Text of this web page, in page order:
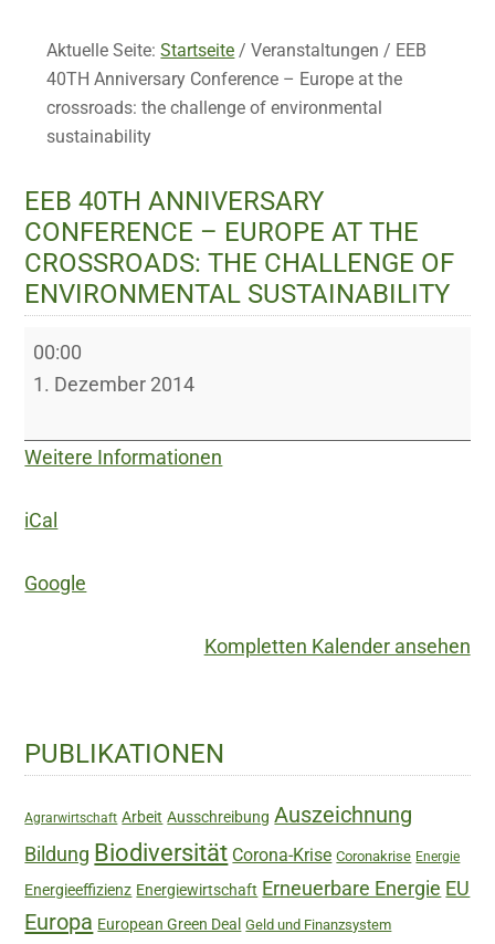
Aktuelle Seite:Startseite / Veranstaltungen/ EEB
40TH Anniversary Conference – Europe at the
crossroads: the challenge of environmental
sustainability
EEB 40TH ANNIVERSARY
CONFERENCE – EUROPE AT THE
CROSSROADS: THE CHALLENGE OF
ENVIRONMENTAL SUSTAINABILITY
EEB
40TH
Conference
–
at
crossroads:
sustainability
00:00
1. Dezember 2014
Weitere Informationen
iCal
Google
Kompletten Kalender ansehen
Haupt-
Sidebar
PUBLIKATIONEN
Agrarwirtschaft Arbeit Ausschreibung Auszeichnung
Bildung Biodiversität Corona-Krise Coronakrise Energie
Energieeffizienz Energiewirtschaft Erneuerbare Energie EU
Europa European Green Deal Geld und Finanzsystem